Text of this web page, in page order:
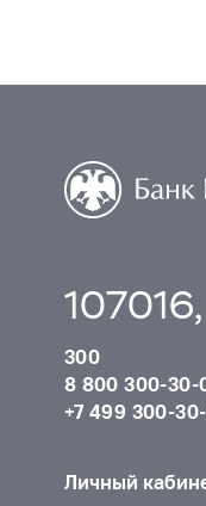
300
8 800 300-30-
+7 499 300-
Личный